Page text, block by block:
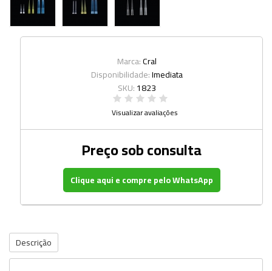
Marca:Cral
Disponibilidade:Imediata
SKU:1823
Visualizar avaliações
Preço sob consulta
Clique aqui e compre pelo WhatsApp
Descrição